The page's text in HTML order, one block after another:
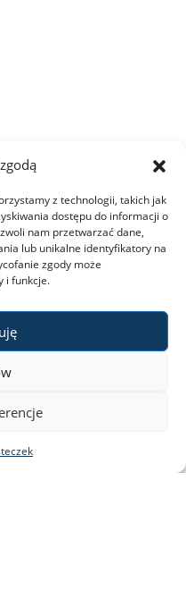
z technologii, takich jak
dostępu do informacji o
nam przetwarzać dane,
lub unikalne identyfikatory na
zgody może
i funkcje.